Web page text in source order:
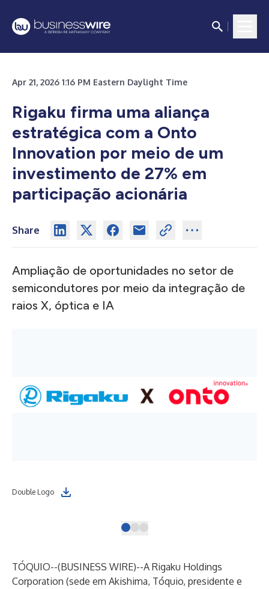
Apr 21, 2026 1:16 PM Eastern Daylight Time
Rigaku firma uma aliança
estratégica com a Onto
Innovation por meio de um
investimento de 27% em
participação acionária
Share
Ampliação de oportunidades no setor de
semicondutores por meio da integração de
raios X, óptica e IA
Double Logo
TÓQUIO--(BUSINESS WIRE)--A Rigaku Holdings
Corporation (sede em Akishima, Tóquio, presidente e